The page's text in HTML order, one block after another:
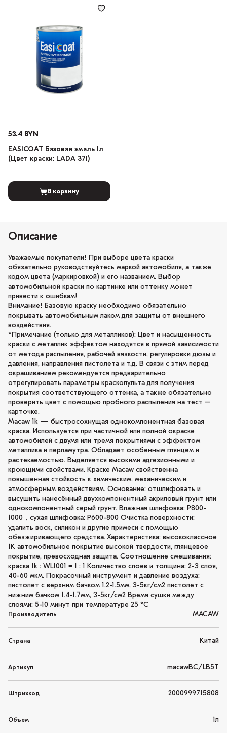
53.4 BYN
EASICOAT Базовая эмаль 1л
(Цвет краски: LADA 371)
В корзину
Описание
Уважаемые покупатели! При выборе цвета краски
обязательно руководствуйтесь маркой автомобиля, а также
кодом цвета (маркировкой) и его названием. Выбор
автомобильной краски по картинке или оттенку может
привести к ошибкам!
Внимание! Базовую краску необходимо обязательно
покрывать автомобильным лаком для защиты от внешнего
воздействия.
*Примечание (только для металликов): Цвет и насыщенность
краски с металлик эффектом находятся в прямой зависимости
от метода распыления, рабочей вязкости, регулировки дюзы и
давления, направления пистолета и т.д. В связи с этим перед
окрашиванием рекомендуется предварительно
отрегулировать параметры краскопульта для получения
покрытия соответствующего оттенка, а также обязательно
проверить цвет с помощью пробного распыления на тест –
карточке.
Macaw 1k — быстросохнущая однокомпонентная базовая
краска. Используется при частичной или полной окраске
автомобилей с двумя или тремя покрытиями с эффектом
металлика и перламутра. Обладает особенным глянцем и
растекаемостью. Выделяется высокими адгезионными и
кроющими свойствами. Краске Macaw свойственна
повышенная стойкость к химическим, механическим и
атмосферным воздействиям. Основание: отшлифовать и
высушить нанесённый двухкомпонентный акриловый грунт или
однокомпонентный серый грунт. Влажная шлифовка: P800-
1000，сухая шлифовка: P600-800 Очистка поверхности:
удалить воск, силикон и другие примеси с помощью
обезжиривающего средства. Характеристика: высококлассное
1K автомобильное покрытие высокой твердости, глянцевое
покрытие, превосходная защита. Соотношение смешивания:
краска 1k : WL1001 = 1 : 1 Количество слоев и толщина: 2-3 слоя,
40-60 мкм. Покрасочный инструмент и давление воздуха:
пистолет с верхним бачком 1.2-1.5мм, 3-5кг/см2 пистолет с
нижним бачком 1.4-1.7мм, 3-5кг/см2 Время сушки между
слоями: 5-10 минут при температуре 25 °C
Производитель MACAW
Страна Китай
Артикул macawBC/LB5T
Штрихкод 2000999715808
Объем 1л